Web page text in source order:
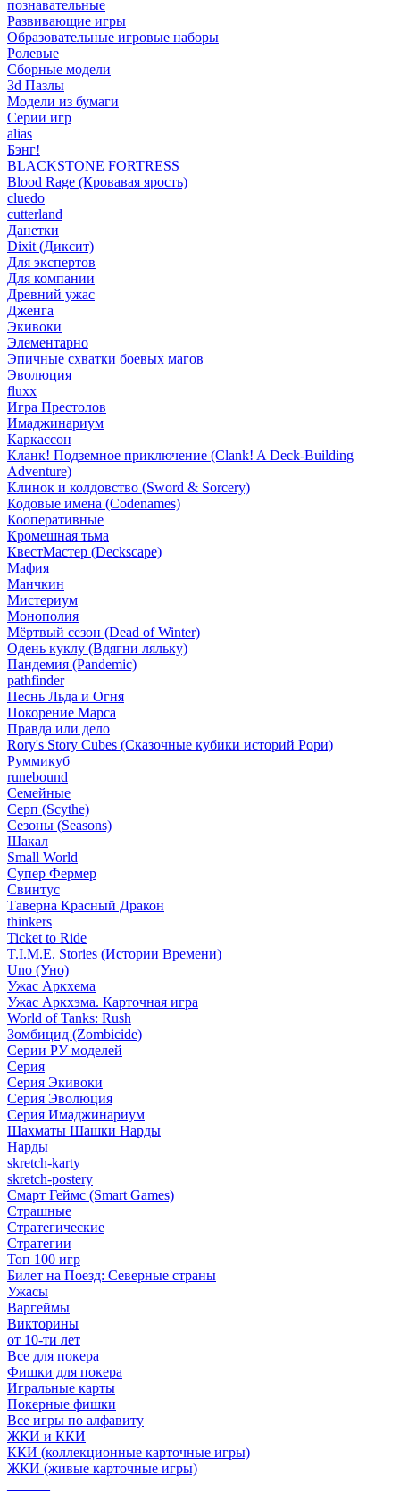
познавательные
Развивающие игры
Образовательные игровые наборы
Ролевые
Сборные модели
3d Пазлы
Модели из бумаги
Серии игр
alias
Бэнг!
BLACKSTONE FORTRESS
Blood Rage (Кровавая ярость)
cluedo
cutterland
Данетки
Dixit (Диксит)
Для экспертов
Для компании
Древний ужас
Дженга
Экивоки
Элементарно
Эпичные схватки боевых магов
Эволюция
fluxx
Игра Престолов
Имаджинариум
Каркассон
Кланк! Подземное приключение (Clank! A Deck-Building
Adventure)
Клинок и колдовство (Sword & Sorcery)
Кодовые имена (Codenames)
Кооперативные
Кромешная тьма
КвестМастер (Deckscape)
Мафия
Манчкин
Мистериум
Монополия
Мёртвый сезон (Dead of Winter)
Одень куклу (Вдягни ляльку)
Пандемия (Pandemic)
pathfinder
Песнь Льда и Огня
Покорение Марса
Правда или дело
Rory's Story Cubes (Сказочные кубики историй Рори)
Руммикуб
runebound
Семейные
Серп (Scythe)
Сезоны (Seasons)
Шакал
Small World
Супер Фермер
Свинтус
Таверна Красный Дракон
thinkers
Ticket to Ride
T.I.M.E. Stories (Истории Времени)
Uno (Уно)
Ужас Аркхема
Ужас Аркхэма. Карточная игра
World of Tanks: Rush
Зомбицид (Zombicide)
Серии РУ моделей
Серия
Серия Экивоки
Серия Эволюция
Серия Имаджинариум
Шахматы Шашки Нарды
Нарды
skretch-karty
skretch-postery
Смарт Геймс (Smart Games)
Страшные
Стратегические
Стратегии
Топ 100 игр
Билет на Поезд: Северные страны
Ужасы
Варгеймы
Викторины
от 10-ти лет
Все для покера
Фишки для покера
Игральные карты
Покерные фишки
Все игры по алфавиту
ЖКИ и ККИ
ККИ (коллекционные карточные игры)
ЖКИ (живые карточные игры)